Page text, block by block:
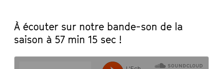
À écouter sur notre bande-son de la
saison à 57 min 15 sec !